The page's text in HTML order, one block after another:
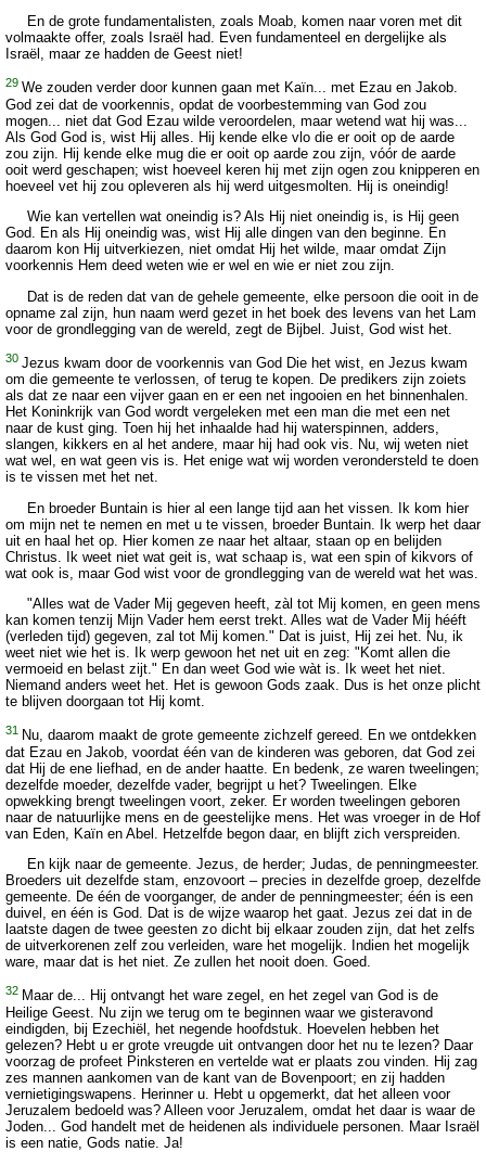
En de grote fundamentalisten, zoals Moab, komen naar voren met dit
volmaakte offer, zoals Israël had. Even fundamenteel en dergelijke als
Israël, maar ze hadden de Geest niet!
29 We zouden verder door kunnen gaan met Kaïn... met Ezau en Jakob.
God zei dat de voorkennis, opdat de voorbestemming van God zou
mogen... niet dat God Ezau wilde veroordelen, maar wetend wat hij was...
Als God God is, wist Hij alles. Hij kende elke vlo die er ooit op de aarde
zou zijn. Hij kende elke mug die er ooit op aarde zou zijn, vóór de aarde
ooit werd geschapen; wist hoeveel keren hij met zijn ogen zou knipperen en
hoeveel vet hij zou opleveren als hij werd uitgesmolten. Hij is oneindig!
Wie kan vertellen wat oneindig is? Als Hij niet oneindig is, is Hij geen
God. En als Hij oneindig was, wist Hij alle dingen van den beginne. En
daarom kon Hij uitverkiezen, niet omdat Hij het wilde, maar omdat Zijn
voorkennis Hem deed weten wie er wel en wie er niet zou zijn.
Dat is de reden dat van de gehele gemeente, elke persoon die ooit in de
opname zal zijn, hun naam werd gezet in het boek des levens van het Lam
voor de grondlegging van de wereld, zegt de Bijbel. Juist, God wist het.
30 Jezus kwam door de voorkennis van God Die het wist, en Jezus kwam
om die gemeente te verlossen, of terug te kopen. De predikers zijn zoiets
als dat ze naar een vijver gaan en er een net ingooien en het binnenhalen.
Het Koninkrijk van God wordt vergeleken met een man die met een net
naar de kust ging. Toen hij het inhaalde had hij waterspinnen, adders,
slangen, kikkers en al het andere, maar hij had ook vis. Nu, wij weten niet
wat wel, en wat geen vis is. Het enige wat wij worden verondersteld te doen
is te vissen met het net.
En broeder Buntain is hier al een lange tijd aan het vissen. Ik kom hier
om mijn net te nemen en met u te vissen, broeder Buntain. Ik werp het daar
uit en haal het op. Hier komen ze naar het altaar, staan op en belijden
Christus. Ik weet niet wat geit is, wat schaap is, wat een spin of kikvors of
wat ook is, maar God wist voor de grondlegging van de wereld wat het was.
"Alles wat de Vader Mij gegeven heeft, zàl tot Mij komen, en geen mens
kan komen tenzij Mijn Vader hem eerst trekt. Alles wat de Vader Mij hééft
(verleden tijd) gegeven, zal tot Mij komen." Dat is juist, Hij zei het. Nu, ik
weet niet wie het is. Ik werp gewoon het net uit en zeg: "Komt allen die
vermoeid en belast zijt." En dan weet God wie wàt is. Ik weet het niet.
Niemand anders weet het. Het is gewoon Gods zaak. Dus is het onze plicht
te blijven doorgaan tot Hij komt.
31
Nu, daarom maakt de grote gemeente zichzelf gereed. En we ontdekken
dat Ezau en Jakob, voordat één van de kinderen was geboren, dat God zei
dat Hij de ene liefhad, en de ander haatte. En bedenk, ze waren tweelingen;
dezelfde moeder, dezelfde vader, begrijpt u het? Tweelingen. Elke
opwekking brengt tweelingen voort, zeker. Er worden tweelingen geboren
naar de natuurlijke mens en de geestelijke mens. Het was vroeger in de Hof
van Eden, Kaïn en Abel. Hetzelfde begon daar, en blijft zich verspreiden.
En kijk naar de gemeente. Jezus, de herder; Judas, de penningmeester.
Broeders uit dezelfde stam, enzovoort – precies in dezelfde groep, dezelfde
gemeente. De één de voorganger, de ander de penningmeester; één is een
duivel, en één is God. Dat is de wijze waarop het gaat. Jezus zei dat in de
laatste dagen de twee geesten zo dicht bij elkaar zouden zijn, dat het zelfs
de uitverkorenen zelf zou verleiden, ware het mogelijk. Indien het mogelijk
ware, maar dat is het niet. Ze zullen het nooit doen. Goed.
32 Maar de... Hij ontvangt het ware zegel, en het zegel van God is de
Heilige Geest. Nu zijn we terug om te beginnen waar we gisteravond
eindigden, bij Ezechiël, het negende hoofdstuk. Hoevelen hebben het
gelezen? Hebt u er grote vreugde uit ontvangen door het nu te lezen? Daar
voorzag de profeet Pinksteren en vertelde wat er plaats zou vinden. Hij zag
zes mannen aankomen van de kant van de Bovenpoort; en zij hadden
vernietigingswapens. Herinner u. Hebt u opgemerkt, dat het alleen voor
Jeruzalem bedoeld was? Alleen voor Jeruzalem, omdat het daar is waar de
Joden... God handelt met de heidenen als individuele personen. Maar Israël
is een natie, Gods natie. Ja!